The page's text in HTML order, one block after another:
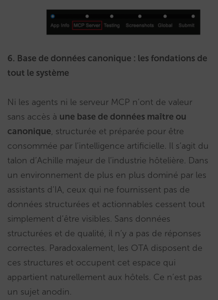
6. Base de données canonique : les fondations de
tout le système
Ni les agents ni le serveur MCP n’ont de valeur
sans accès à une base de données maître ou
canonique, structurée et préparée pour être
consommée par l’intelligence artificielle. Il s’agit du
talon d’Achille majeur de l’industrie hôtelière. Dans
un environnement de plus en plus dominé par les
assistants d’IA, ceux qui ne fournissent pas de
données structurées et actionnables cessent tout
simplement d’être visibles. Sans données
structurées et de qualité, il n’y a pas de réponses
correctes. Paradoxalement, les OTA disposent de
ces structures et occupent cet espace qui
appartient naturellement aux hôtels. Ce n’est pas
un sujet anodin.